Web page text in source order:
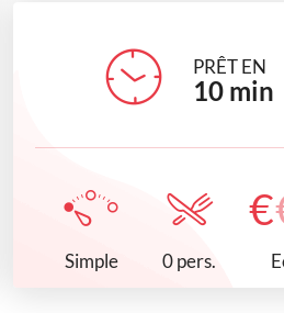
PRÊT EN
10 min
Simple 0 pers.
€